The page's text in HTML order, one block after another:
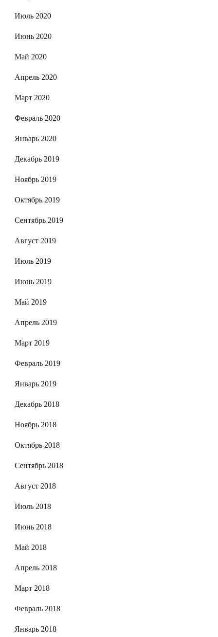
Июль 2020
Июнь 2020
Май 2020
Апрель 2020
Март 2020
Февраль 2020
Январь 2020
Декабрь 2019
Ноябрь 2019
Октябрь 2019
Сентябрь 2019
Август 2019
Июль 2019
Июнь 2019
Май 2019
Апрель 2019
Март 2019
Февраль 2019
Январь 2019
Декабрь 2018
Ноябрь 2018
Октябрь 2018
Сентябрь 2018
Август 2018
Июль 2018
Июнь 2018
Май 2018
Апрель 2018
Март 2018
Февраль 2018
Январь 2018